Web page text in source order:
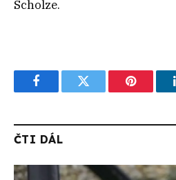
Scholze.
FacebookTwitter Pinterest
ČTI DÁL